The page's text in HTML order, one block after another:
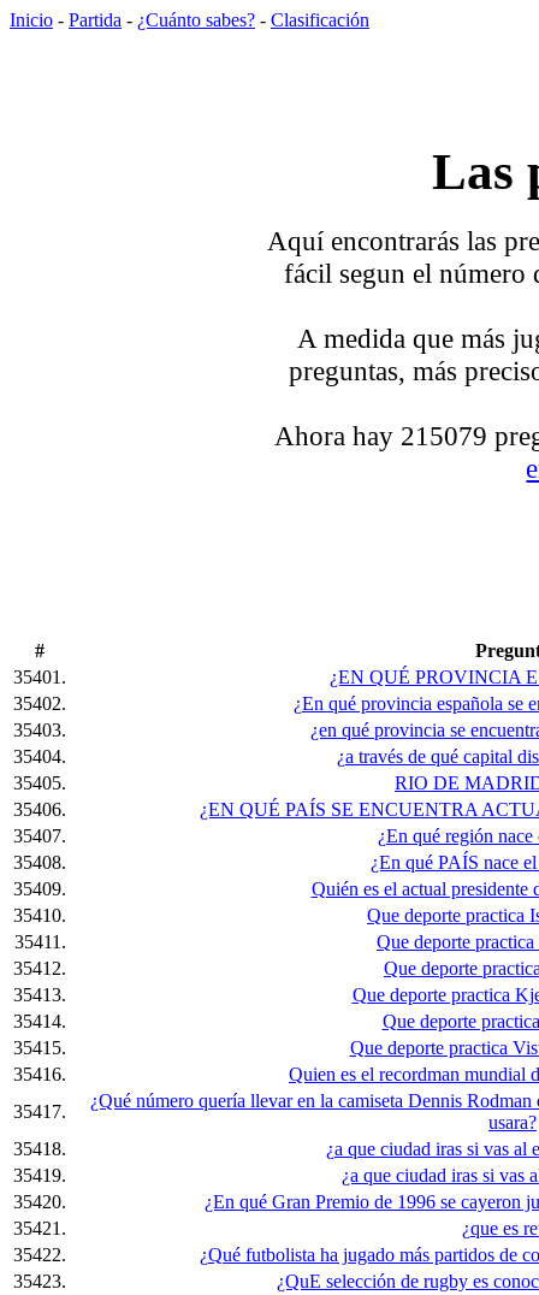
Inicio - Partida - ¿Cuánto sabes? - Clasificación
Las
Aquí encontrarás las
fácil segun el número
A medida que más
preguntas, más
Ahora hay 215079
#
35401.
¿EN QUÉ PROVINCIA
35402.
¿En qué provincia española se
35403.
¿en qué provincia se
35404.
¿a través de qué capital
35405.
RIO DE
35406.
¿EN QUÉ PAÍS SE ENCUENTRA
35407.
¿En qué región nace
35408.
¿En qué PAÍS nace
35409.
Quién es el actual
35410.
Que deporte practica
35411.
Que deporte practica
35412.
Que deporte
35413.
Que deporte practica
35414.
Que deporte
35415.
Que deporte practica
35416.
Quien es el recordman mundial
35417.
¿Qué número quería llevar en la camiseta Dennis
usara?
35418.
¿a que ciudad iras si vas al
35419.
¿a que ciudad iras si vas
35420.
¿En qué Gran Premio de 1996 se
35421.
¿que es
35422.
¿Qué futbolista ha jugado más partidos de
35423.
¿QuE selección de rugby es